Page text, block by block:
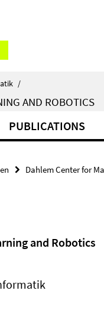
/
AND ROBOTICS
PUBLICATIONS
Dahlem Center for
and Robotics